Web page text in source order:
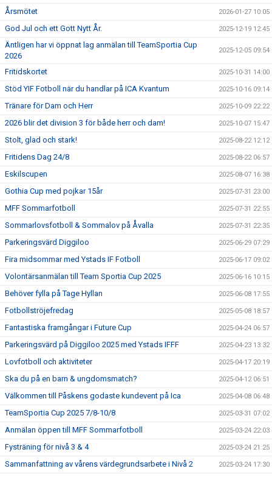
Årsmötet 2026-01-27 10:05
God Jul och ett Gott Nytt År. 2025-12-19 12:45
Äntligen har vi öppnat lag anmälan till TeamSportia Cup
2026
2025-12-05 09:54
Fritidskortet 2025-10-31 14:00
Stöd YIF Fotboll när du handlar på ICA Kvantum 2025-10-16 09:14
Tränare för Dam och Herr 2025-10-09 22:22
2026 blir det division 3 för både herr och dam! 2025-10-07 15:47
Stolt, glad och stark! 2025-08-22 12:12
Fritidens Dag 24/8 2025-08-22 06:57
Eskilscupen 2025-08-07 16:38
Gothia Cup med pojkar 15år 2025-07-31 23:00
MFF Sommarfotboll 2025-07-31 22:55
Sommarlovsfotboll & Sommalov på Åvalla 2025-07-31 22:35
Parkeringsvärd Diggiloo 2025-06-29 07:29
Fira midsommar med Ystads IF Fotboll 2025-06-17 09:02
Volontärsanmälan till Team Sportia Cup 2025 2025-06-16 10:15
Behöver fylla på Tage Hyllan 2025-06-08 17:55
Fotbollströjefredag 2025-05-08 18:57
Fantastiska framgångar i Future Cup 2025-04-24 06:57
Parkeringsvärd på Diggiloo 2025 med Ystads IFFF 2025-04-23 13:32
Lovfotboll och aktiviteter 2025-04-17 20:19
Ska du på en barn & ungdomsmatch? 2025-04-12 06:51
Välkommen till Påskens godaste kundevent på Ica 2025-04-08 06:48
TeamSportia Cup 2025 7/8-10/8 2025-03-31 07:02
Anmälan öppen till MFF Sommarfotboll 2025-03-24 22:03
Fysträning för nivå 3 & 4 2025-03-24 21:25
Sammanfattning av vårens värdegrundsarbete i Nivå 2 2025-03-24 17:30